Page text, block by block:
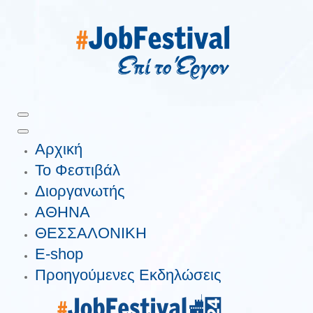
Αρχική
Το Φεστιβάλ
Διοργανωτής
ΑΘΗΝΑ
ΘΕΣΣΑΛΟΝΙΚΗ
E-shop
Προηγούμενες Εκδηλώσεις